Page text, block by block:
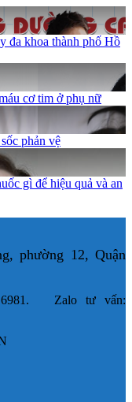
đa khoa thành phố Hồ
cơ tim ở phụ nữ
phản vệ
gì để hiệu quả và an
phường 12, Quận
Zalo tư vấn: